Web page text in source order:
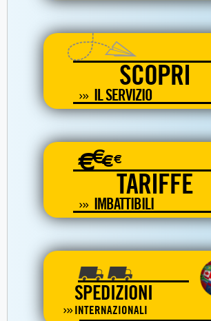
SCOPRI
IL SERVIZIO
€€€€
TARIFFE
IMBATTIBILI
SPEDIZIONI
INTERNAZIONALI